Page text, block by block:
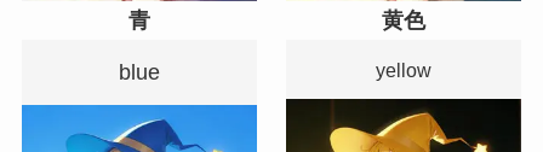
青
blue
黄色
yellow